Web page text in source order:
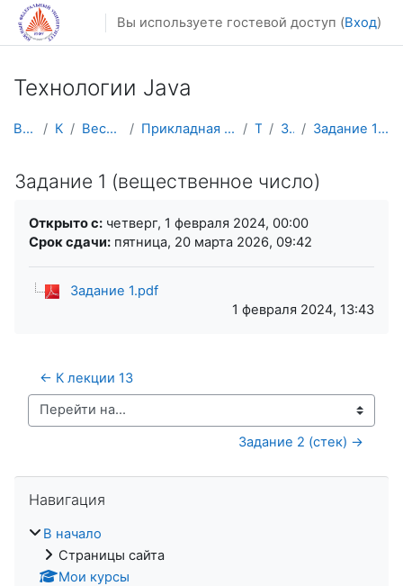
Перейти к основному содержанию
Вы используете гостевой доступ (Вход)
Технологии Java
В начало Курсы Весенний семестр Прикладная математика и информатика TJava Задания Задание 1 (вещественное число)
Задание 1 (вещественное число)
Открыто с: четверг, 1 февраля 2024, 00:00
Срок сдачи: пятница, 20 марта 2026, 09:42
Задание 1.pdf
1 февраля 2024, 13:43
← К лекции 13
Перейти на...
Задание 2 (стек) →
Навигация
В начало
Страницы сайта
Мои курсы